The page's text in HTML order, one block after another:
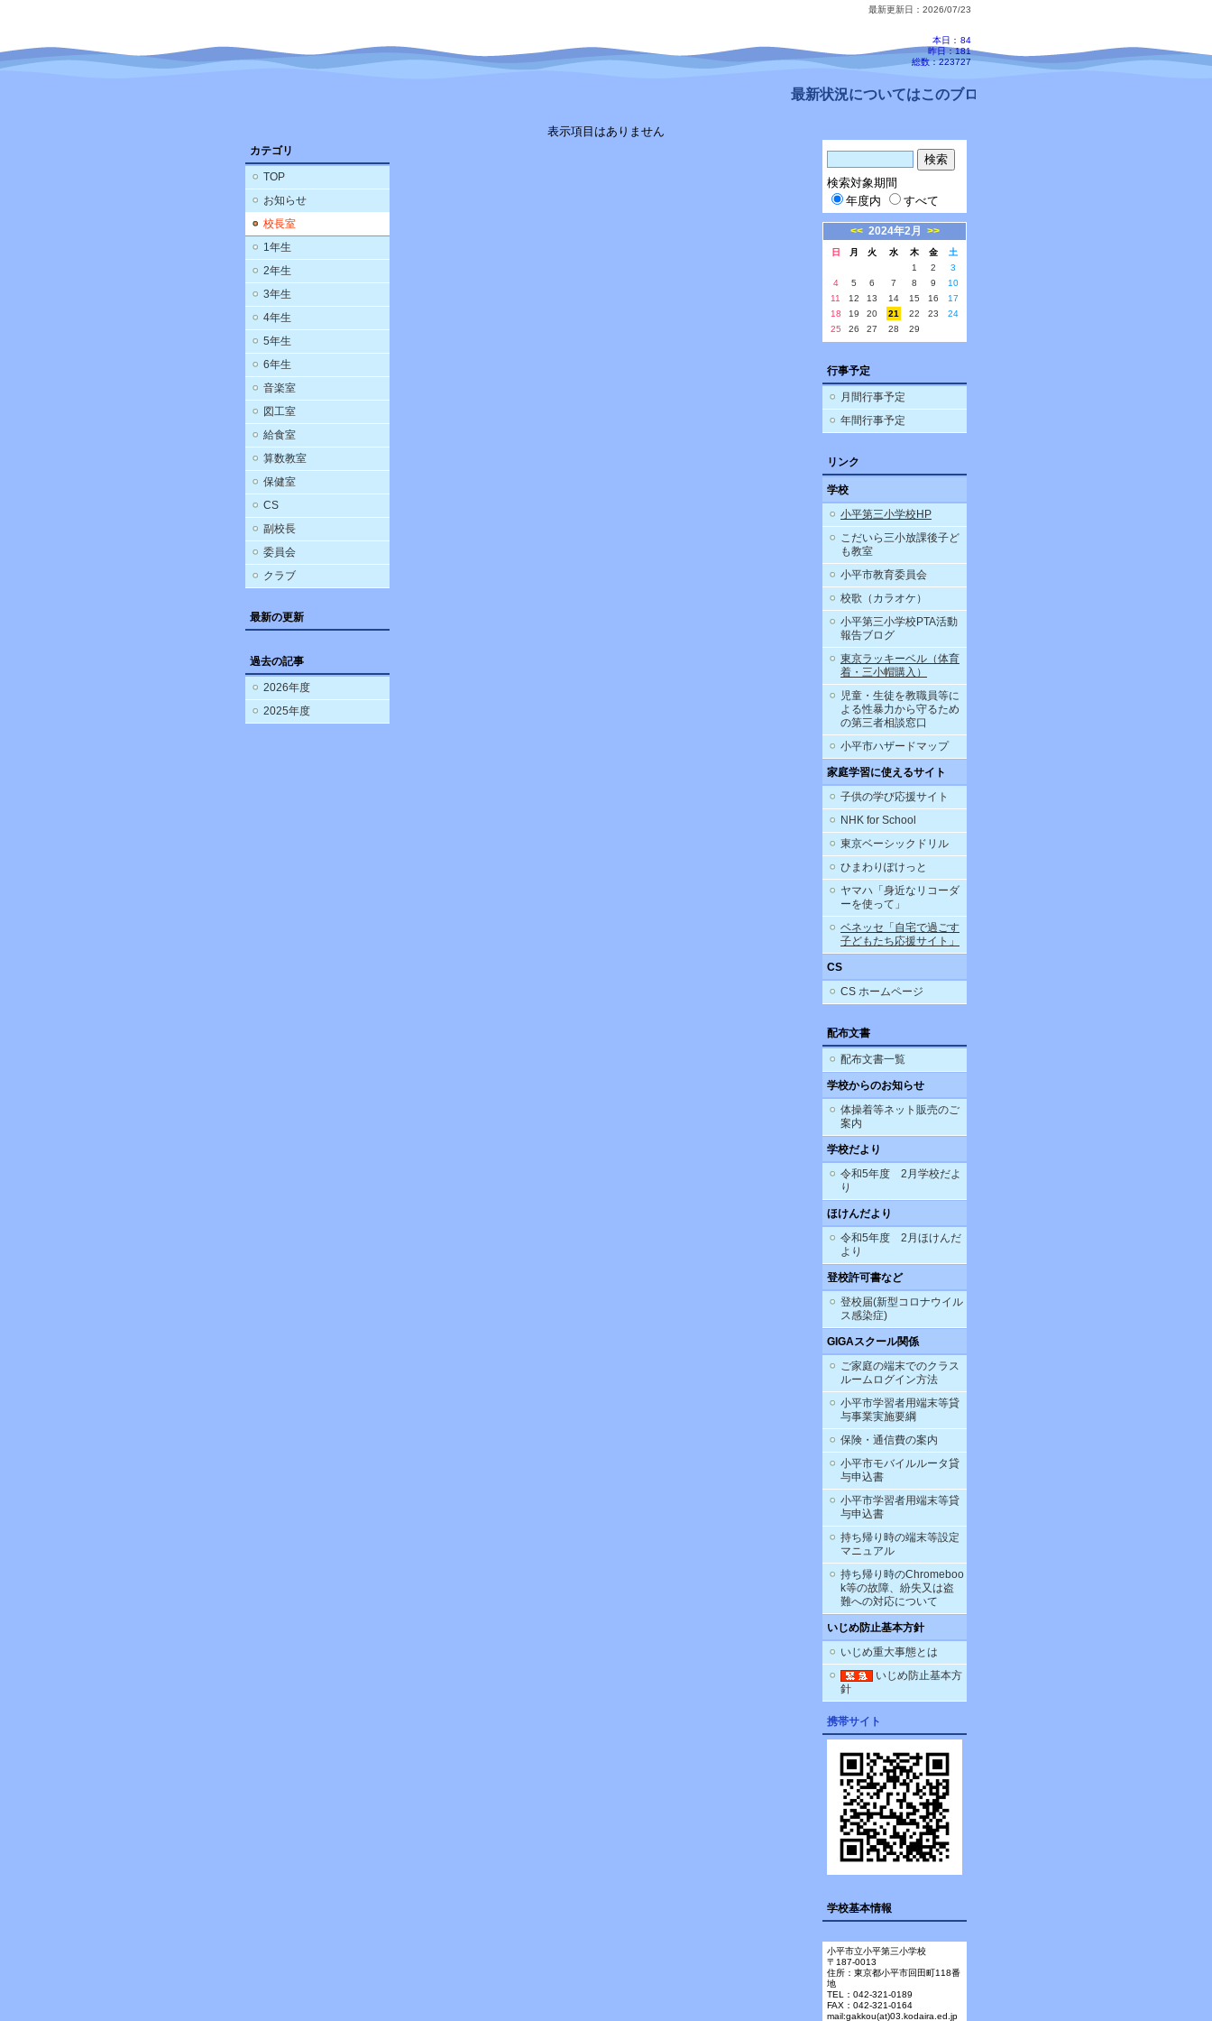
最新更新日：2026/07/23
本日： 84
昨日：181
総数：223727
最新状況についてはこのブログ、配信メールをご確認ください。
カテゴリ
TOP
お知らせ
校長室
1年生
2年生
3年生
4年生
5年生
6年生
音楽室
図工室
給食室
算数教室
保健室
CS
副校長
委員会
クラブ
最新の更新
過去の記事
2026年度
2025年度
表示項目はありません
検索対象期間
年度内
すべて
<< 2024年2月 >>
日 月 火 水 木 金
土
1
2
3
4
5 6 7 8 9
10
11
12 13 14 15 16
17
18
19 20 21 22 23
24
25
26 27 28 29
行事予定
月間行事予定
年間行事予定
リンク
学校
小平第三小学校HP
こだいら三小放課後子ど
も教室
小平市教育委員会
校歌（カラオケ）
小平第三小学校PTA活動
報告ブログ
東京ラッキーベル（体育
着・三小帽購入）
児童・生徒を教職員等に
よる性暴力から守るため
の第三者相談窓口
小平市ハザードマップ
家庭学習に使えるサイト
子供の学び応援サイト
NHK for School
東京ベーシックドリル
ひまわりぽけっと
ヤマハ「身近なリコーダ
ーを使って」
ベネッセ「自宅で過ごす
子どもたち応援サイト」
CS
CS ホームページ
配布文書
配布文書一覧
学校からのお知らせ
体操着等ネット販売のご
案内
学校だより
令和5年度 2月学校だよ
り
ほけんだより
令和5年度 2月ほけんだ
より
登校許可書など
登校届(新型コロナウイル
ス感染症)
GIGAスクール関係
ご家庭の端末でのクラス
ルームログイン方法
小平市学習者用端末等貸
与事業実施要綱
保険・通信費の案内
小平市モバイルルータ貸
与申込書
小平市学習者用端末等貸
与申込書
持ち帰り時の端末等設定
マニュアル
持ち帰り時のChromeboo
k等の故障、紛失又は盗
難への対応について
いじめ防止基本方針
いじめ重大事態とは
いじめ防止基本方
針
携帯サイト
学校基本情報
小平市立小平第三小学校
〒187-0013
住所：東京都小平市回田町118番
地
TEL：042-321-0189
FAX：042-321-0164
mail:gakkou(at)03.kodaira.ed.jp